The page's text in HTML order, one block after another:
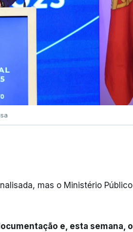
mas o Ministério Público
e, esta semana, o